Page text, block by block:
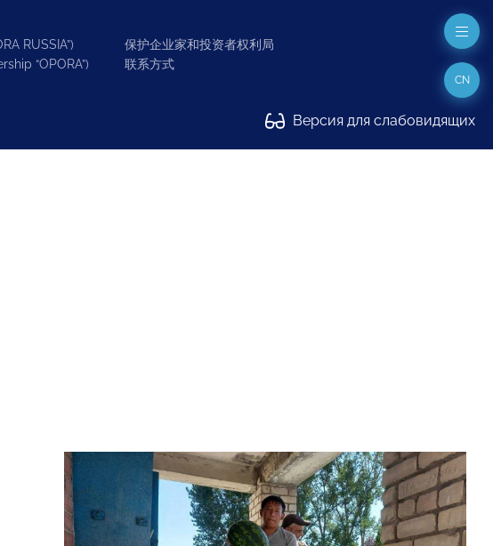
RUSSIA”)
“OPORA”)
保护企业家和投资者权利局
联系方式
Версия для слабовидящих
CN